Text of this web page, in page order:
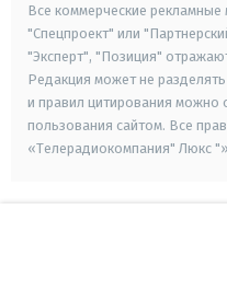
Все коммерческие
"Спецпроект" или
"Эксперт", "Позиция"
Редакция может не
и правил цитирования можно
пользования сайтом. Все
«Телерадиокомпания" Люкс